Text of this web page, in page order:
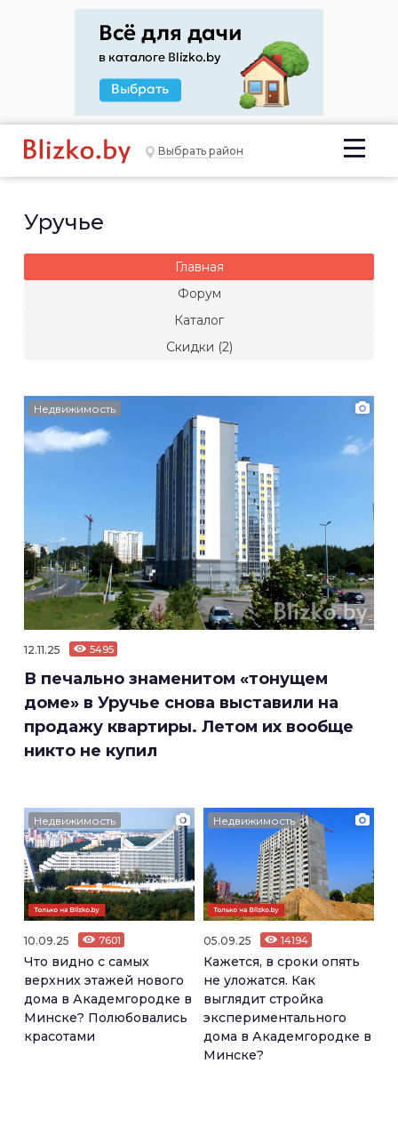
Выбрать район
Уручье
Главная
Форум
Каталог
Скидки (2)
Недвижимость
12.11.25 5495
В печально знаменитом «тонущем
доме» в Уручье снова выставили на
продажу квартиры. Летом их вообще
никто не купил
Недвижимость
10.09.25 7601
Что видно с самых
верхних этажей нового
дома в Академгородке в
Минске? Полюбовались
красотами
Недвижимость
05.09.25 14194
Кажется, в сроки опять
не уложатся. Как
выглядит стройка
экспериментального
дома в Академгородке в
Минске?